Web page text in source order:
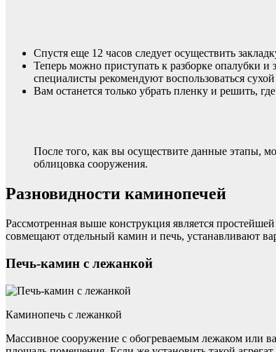
Спустя еще 12 часов следует осуществить
Теперь можно приступать к разборке опалубки
специалисты рекомендуют воспользоваться
Вам останется только убрать пленку и решить,
После того, как вы осуществите данные этапы,
облицовка сооружения.
Разновидности каминопечей
Рассмотренная выше конструкция является
совмещают отдельный камин и печь, устанавливают
Печь-камин с лежанкой
Каминопечь с лежанкой
Массивное сооружение с обогреваемым лежаком или